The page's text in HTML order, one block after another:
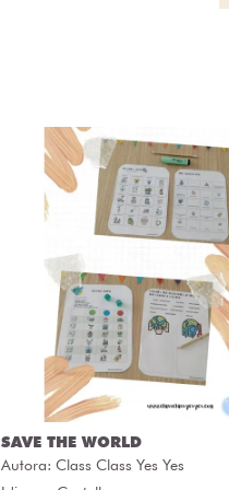
SAVE THE WORLD
Autora: Class Class Yes Yes